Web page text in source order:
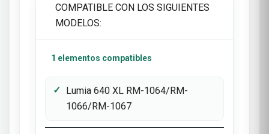
COMPATIBLE CON LOS SIGUIENTES
MODELOS:
1 elementos compatibles
Lumia 640 XL RM-1064/RM-
1066/RM-1067